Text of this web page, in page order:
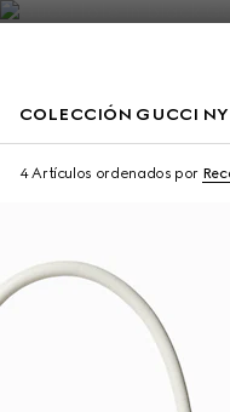
COLECCIÓN GUCCI NY
4 Artículos ordenados por
Limited Edition